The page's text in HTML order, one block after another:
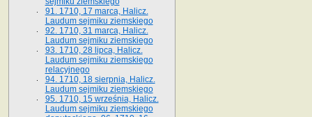
91. 1710, 17 marca, Halicz.
Laudum sejmiku ziemskiego
92. 1710, 31 marca, Halicz.
Laudum sejmiku ziemskiego
93. 1710, 28 lipca, Halicz.
Laudum sejmiku ziemskiego
relacyjnego
94. 1710, 18 sierpnia, Halicz.
Laudum sejmiku ziemskiego
95. 1710, 15 września, Halicz.
Laudum sejmiku ziemskiego